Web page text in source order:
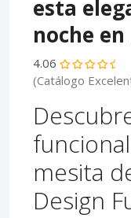
esta
noche
4.06
(Catálogo
mesita
Design